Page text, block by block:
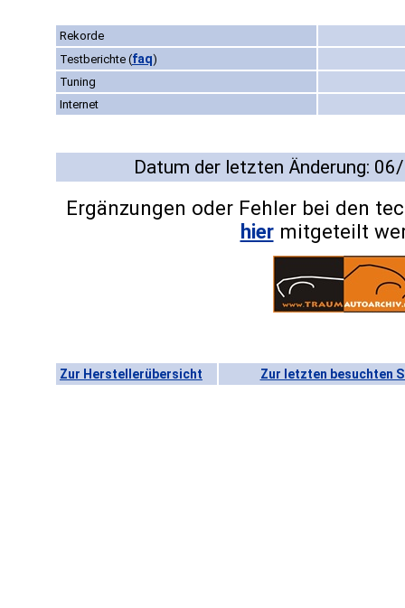
Rekorde
Testberichte (faq)
Tuning
Internet
Datum der letzten Änderung:
Ergänzungen oder Fehler bei den
hiermitgeteilt
Zur Herstellerübersicht Zur letzten besuchten